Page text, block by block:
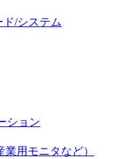
/システム
ション
用モニタなど）